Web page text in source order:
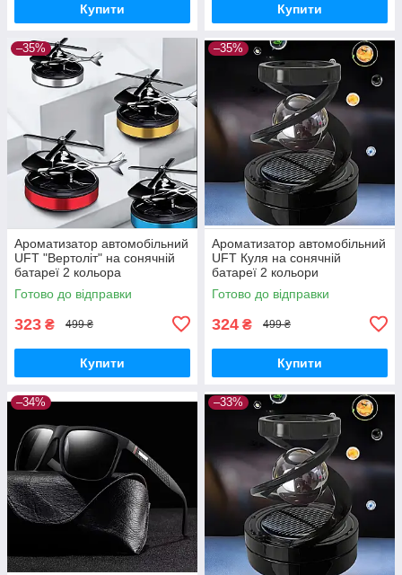
Купити Купити
–35%
Ароматизатор автомобільний
UFT "Вертоліт" на сонячній
батареї 2 кольора
Готово до відправки
323 ₴ 499 ₴
Купити
–35%
Ароматизатор автомобільний
UFT Куля на сонячній
батареї 2 кольори
Готово до відправки
324 ₴ 499 ₴
Купити
–34% –33%